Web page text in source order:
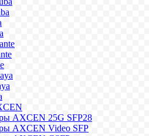
AXCEN 25G SFP28
AXCEN Video SFP